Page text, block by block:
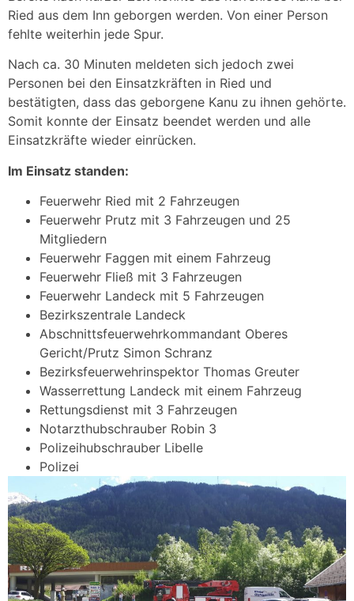
Ried aus dem Inn geborgen werden. Von einer Person
fehlte weiterhin jede Spur.
Nach ca. 30 Minuten meldeten sich jedoch zwei
Personen bei den Einsatzkräften in Ried und
bestätigten, dass das geborgene Kanu zu ihnen gehörte.
Somit konnte der Einsatz beendet werden und alle
Einsatzkräfte wieder einrücken.
Im Einsatz standen:
Feuerwehr Ried mit 2 Fahrzeugen
Feuerwehr Prutz mit 3 Fahrzeugen und 25
Mitgliedern
Feuerwehr Faggen mit einem Fahrzeug
Feuerwehr Fließ mit 3 Fahrzeugen
Feuerwehr Landeck mit 5 Fahrzeugen
Bezirkszentrale Landeck
Abschnittsfeuerwehrkommandant Oberes
Gericht/Prutz Simon Schranz
Bezirksfeuerwehrinspektor Thomas Greuter
Wasserrettung Landeck mit einem Fahrzeug
Rettungsdienst mit 3 Fahrzeugen
Notarzthubschrauber Robin 3
Polizeihubschrauber Libelle
Polizei